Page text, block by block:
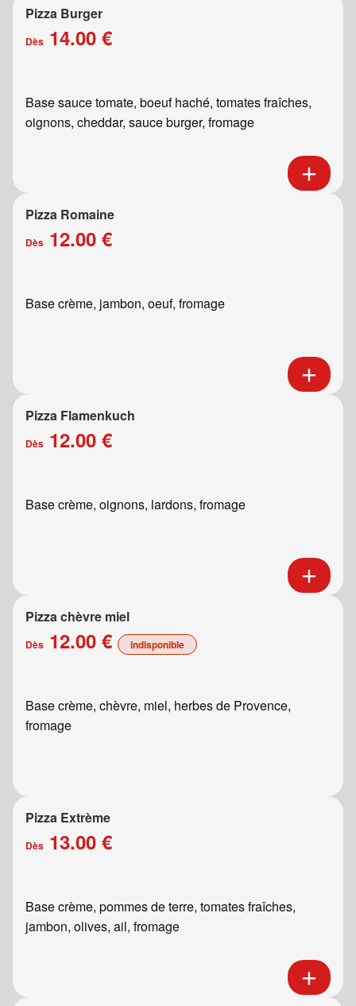
Pizza Burger
Dès 14.00 €
Base sauce tomate, boeuf haché, tomates fraîches,
oignons, cheddar, sauce burger, fromage
Pizza Romaine
Dès 12.00 €
Base crème, jambon, oeuf, fromage
Pizza Flamenkuch
Dès 12.00 €
Base crème, oignons, lardons, fromage
Pizza chèvre miel
Dès 12.00 € indisponible
Base crème, chèvre, miel, herbes de Provence,
fromage
Pizza Extrème
Dès 13.00 €
Base crème, pommes de terre, tomates fraîches,
jambon, olives, ail, fromage